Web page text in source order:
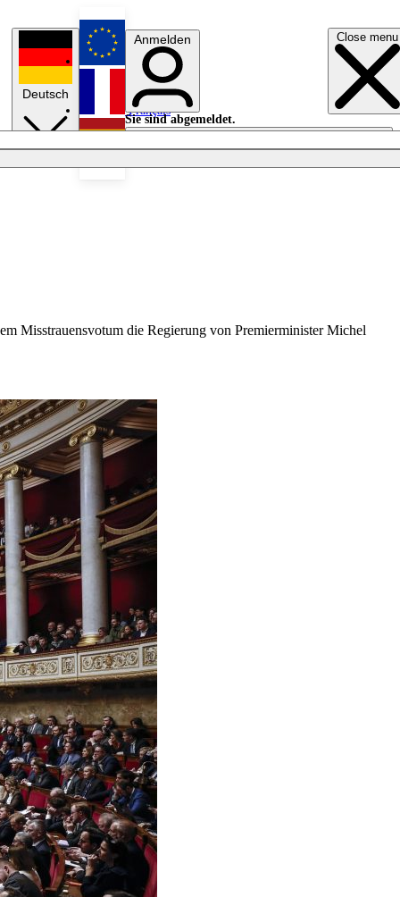
Close menu
Deutsch
English
Français
Anmelden
Sie sind abgemeldet.
Anmelden
Licht aus
Misstrauensvotum die Regierung von Premierminister Michel